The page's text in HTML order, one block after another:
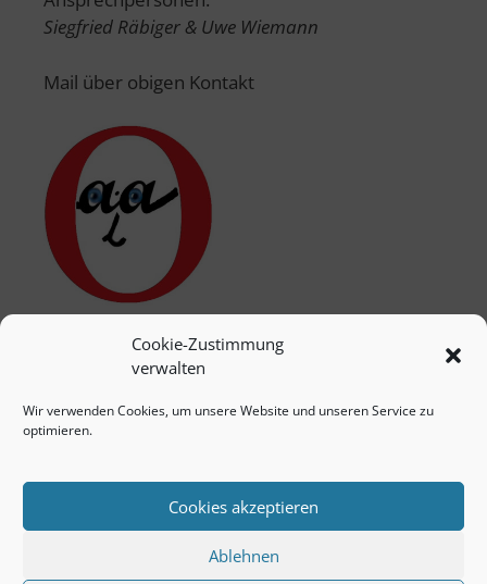
Cookie-Zustimmung
verwalten
Wir verwenden Cookies, um unsere Website und unseren Service zu
optimieren.
Cookies akzeptieren
Ablehnen
Siegfried Räbiger & Uwe Wiemann
Mail über obigen Kontakt